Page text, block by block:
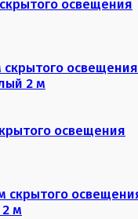
освещения
освещения